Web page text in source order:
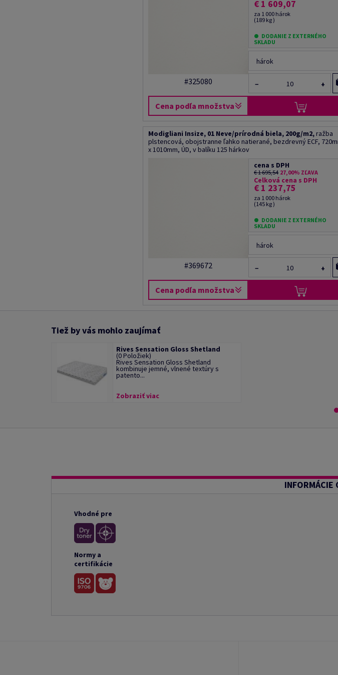
#325080
Cena podľa množstva
€ 1 609,07
za 1 000 hárok
(189 kg )
DODANIE Z EXTERNÉHO
SKLADU
hárok
− +
Modigliani Insize, 01 Neve/prírodná biela, 200g/m2,ražba
plstencová, obojstranne ľahko natierané, bezdrevný ECF,
x 1010mm, ÚD, v balíku 125 hárkov
#369672
Cena podľa množstva
cena s DPH
€ 1 695,54 27,00% ZĽAVA
Celková cena s DPH
€ 1 237,75
za 1 000 hárok
(145 kg )
DODANIE Z EXTERNÉHO
SKLADU
hárok
− +
Tiež by vás mohlo zaujímať
Rives Sensation Gloss Shetland
(0 Položiek)
Rives Sensation Gloss Shetland
kombinuje jemné, vlnené textúry s
patento...
Zobraziť viac
INFORMÁCIE
Vhodné pre
Normy a
certifikácie